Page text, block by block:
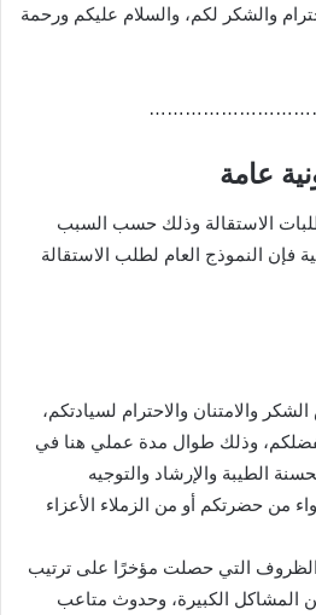
والشكر لكم، والسلام عليكم ورحمة
…………………………
عامة
الاستقالة وذلك حسب السبب
فإن النموذج العام لطلب الاستقالة
والامتنان والاحترام لسيادتكم،
وذلك طوال مدة عملي هنا في
الطيبة والإرشاد والتوجيه
من حضرتكم أو من الزملاء الأعزاء
والظروف التي حصلت مؤخرًا على ترتيب
المشاكل الكبيرة، وحدوث متاعب